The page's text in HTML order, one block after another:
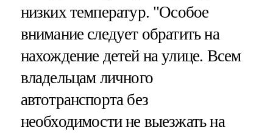
низких температур. "Особое
внимание следует обратить на
нахождение детей на улице. Всем
владельцам личного
автотранспорта без
необходимости не выезжать на